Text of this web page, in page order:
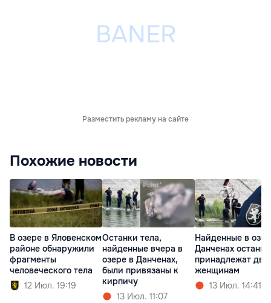
Разместить рекламу на сайте
Похожие новости
В озере в Яловенском
районе обнаружили
фрагменты
человеческого тела
12 Июл. 19:19
Останки тела,
найденные вчера в
озере в Данченах,
были привязаны к
кирпичу
13 Июл. 11:07
Найденные в
Данченах останки
принадлежат
женщинам
13 Июл. 14:41